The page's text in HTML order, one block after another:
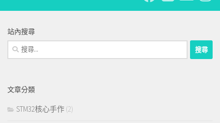
站內搜尋
搜
尋
字:
文章分類
STM32核心手作 (2)